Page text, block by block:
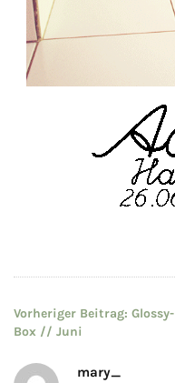
Beitragsnavigation
Vorheriger Beitrag: Glossy-
Box // Juni
mary_